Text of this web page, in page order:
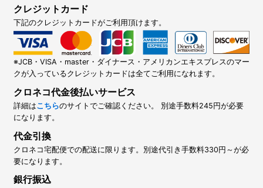
クレジットカード
下記のクレジットカードがご利用頂けます。
※JCB・VISA・master・ダイナース・アメリカンエキスプレスのマー
クが入っているクレジットカードは全てご利用になれます。
クロネコ代金後払いサービス
詳細はこちらのサイトでご確認ください。 別途手数料245円が必要
になります。
代金引換
クロネコ宅配便での配送に限ります。別途代引き手数料330円～が必
要になります。
銀行振込